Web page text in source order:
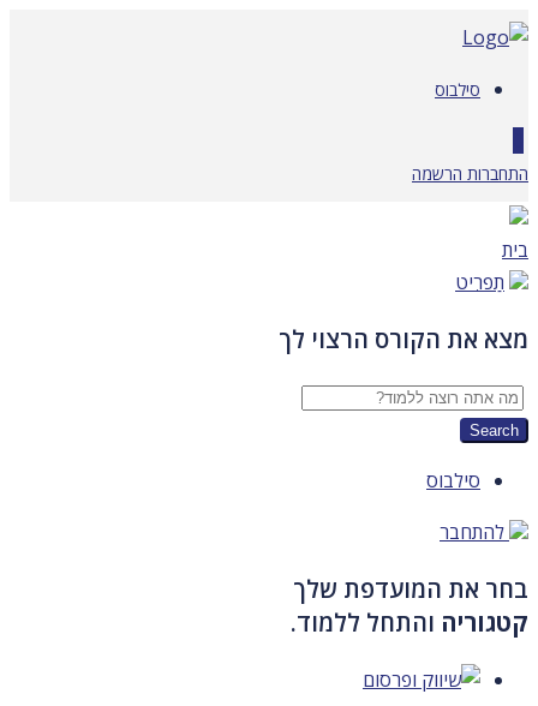
דלג
לתוכן
סילבוס
התחברות הרשמה
בית
תַפרִיט
מצא את הקורס הרצוי לך
סילבוס
להתחבר
בחר את המועדפת שלך
קטגוריה והתחל ללמוד.